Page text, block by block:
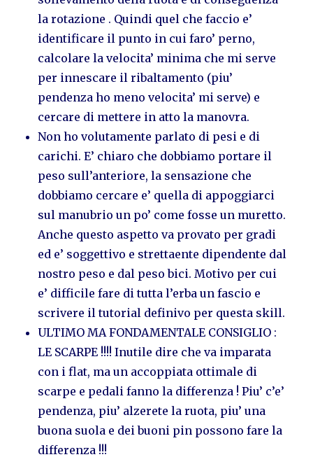
la rotazione . Quindi quel che faccio e’
identificare il punto in cui faro’ perno,
calcolare la velocita’ minima che mi serve
per innescare il ribaltamento (piu’
pendenza ho meno velocita’ mi serve) e
cercare di mettere in atto la manovra.
Non ho volutamente parlato di pesi e di
carichi. E’ chiaro che dobbiamo portare il
peso sull’anteriore, la sensazione che
dobbiamo cercare e’ quella di appoggiarci
sul manubrio un po’ come fosse un muretto.
Anche questo aspetto va provato per gradi
ed e’ soggettivo e strettaente dipendente dal
nostro peso e dal peso bici. Motivo per cui
e’ difficile fare di tutta l’erba un fascio e
scrivere il tutorial definivo per questa skill.
ULTIMO MA FONDAMENTALE CONSIGLIO :
LE SCARPE !!!! Inutile dire che va imparata
con i flat, ma un accoppiata ottimale di
scarpe e pedali fanno la differenza ! Piu’ c’e’
pendenza, piu’ alzerete la ruota, piu’ una
buona suola e dei buoni pin possono fare la
differenza !!!